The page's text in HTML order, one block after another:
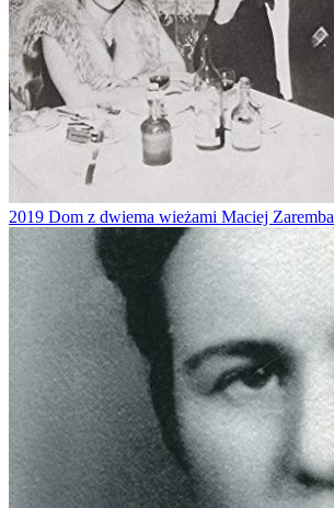
2019 Dom z dwiema wieżami Maciej Zaremba